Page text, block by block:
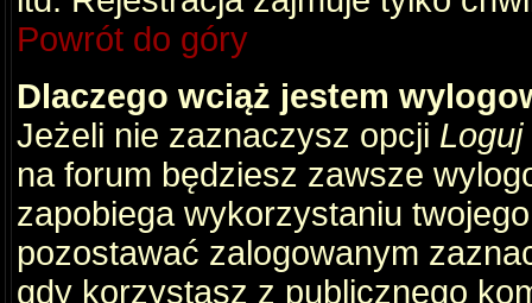
Powrót do góry
Dlaczego wciąż jestem
Jeżeli nie zaznaczysz opcji
na forum będziesz zawsze
zapobiega wykorzystaniu
pozostawać zalogowanym
gdy korzystasz z publicznego